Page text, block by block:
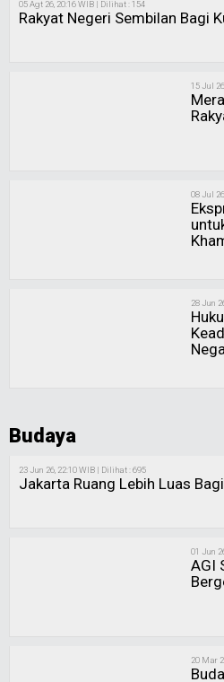
05 Agt 26, 20:16 WIB | Dilihat : 154
Rakyat Negeri Sembilan Bagi
15 Jul
08 Jul
28 Jun
Budaya
23 Jun 26, 22:10 WIB | Dilihat : 695
Jakarta Ruang Lebih Luas
01 Jun
AGI
20 Mar